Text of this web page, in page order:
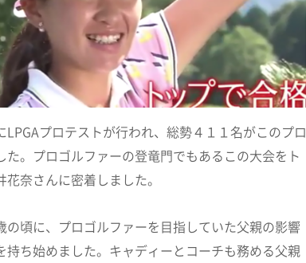
LPGAプロテストが行われ、総勢４１１名がこのプロ
た。プロゴルファーの登竜門でもあるこの大会をト
奈さんに密着しました。
の頃に、プロゴルファーを目指していた父親の影響
持ち始めました。キャディーとコーチも務める父親